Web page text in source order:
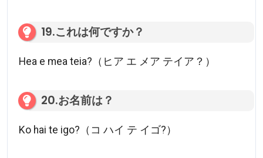
19.これは何ですか？
Hea e mea teia?（ヒア エ メア テイア？）
20.お名前は？
Ko hai te igo?（コ ハイ テ イゴ?）